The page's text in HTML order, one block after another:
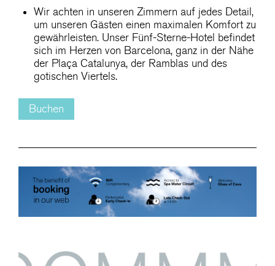
Wir achten in unseren Zimmern auf jedes Detail,
um unseren Gästen einen maximalen Komfort zu
gewährleisten. Unser Fünf-Sterne-Hotel befindet
sich im Herzen von Barcelona, ganz in der Nähe
der Plaça Catalunya, der Ramblas und des
gotischen Viertels.
Buchen